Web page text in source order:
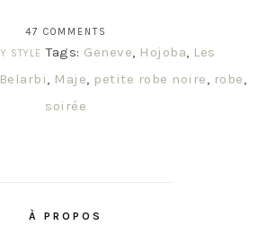
47 COMMENTS
STYLE Tags: Geneve, Hojoba, Les
, Maje, petite robe noire, robe,
soirée
À PROPOS